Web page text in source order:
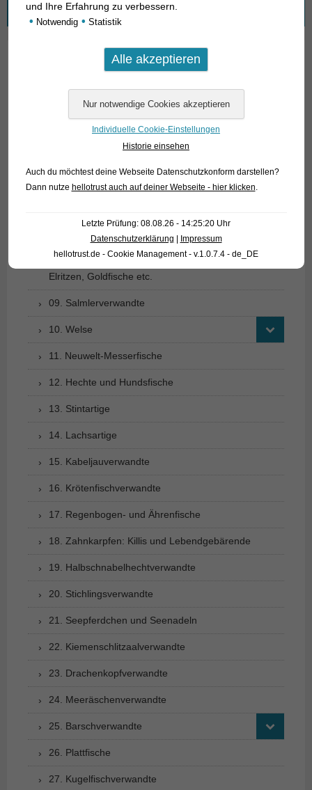
nach:
02. Lebende Fossilien
03. Knochenzüngler
08. Karpfenfischverwandte (2): Barben, Bärblinge,
Elritzen, Goldfische etc.
09. Salmlerverwandte
10. Welse
11. Neuwelt-Messerfische
12. Hechte und Hundsfische
13. Stintartige
14. Lachsartige
15. Kabeljauverwandte
16. Krötenfischverwandte
17. Regenbogen- und Ährenfische
18. Zahnkarpfen: Killis und Lebendgebärende
19. Halbschnabelhechtverwandte
20. Stichlingsverwandte
21. Seepferdchen und Seenadeln
22. Kiemenschlitzaalverwandte
23. Drachenkopfverwandte
24. Meeräschenverwandte
25. Barschverwandte
26. Plattfische
27. Kugelfischverwandte
und Ihre Erfahrung zu verbessern.
• Notwendig • Statistik
Individuelle Cookie-Einstellungen
Historie einsehen
Auch du möchtest deine Webseite Datenschutzkonform darstellen?
Dann nutze hellotrust auch auf deiner Webseite - hier klicken.
Letzte Prüfung: 08.08.26 - 14:25:20 Uhr
Datenschutzerklärung
Impressum
hellotrust.de - Cookie Management - v.1.0.7.4 - de_DE